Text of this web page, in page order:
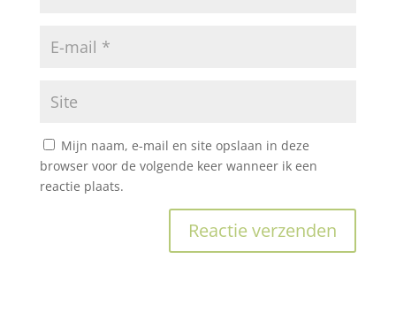
Mijn naam, e-mail en site opslaan in deze
browser voor de volgende keer wanneer ik een
reactie plaats.